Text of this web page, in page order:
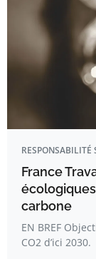
RESPONSABILITÉ
France
carbone
EN BREF
CO2 d’ici 2030.